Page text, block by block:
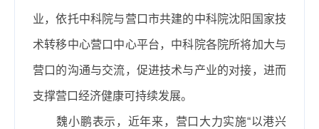
业，依托中科院与营口市共建的中科院沈阳国家技
术转移中心营口中心平台，中科院各院所将加大与
营口的沟通与交流，促进技术与产业的对接，进而
支撑营口经济健康可持续发展。
魏小鹏表示，近年来，营口大力实施“以港兴